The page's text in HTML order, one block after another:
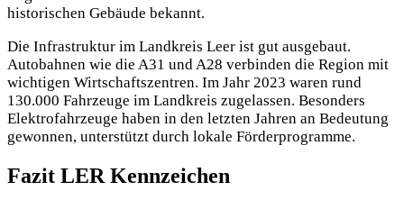
historischen Gebäude bekannt.
Die Infrastruktur im Landkreis Leer ist gut ausgebaut.
Autobahnen wie die A31 und A28 verbinden die Region mit
wichtigen Wirtschaftszentren. Im Jahr 2023 waren rund
130.000 Fahrzeuge im Landkreis zugelassen. Besonders
Elektrofahrzeuge haben in den letzten Jahren an Bedeutung
gewonnen, unterstützt durch lokale Förderprogramme.
Fazit LER Kennzeichen